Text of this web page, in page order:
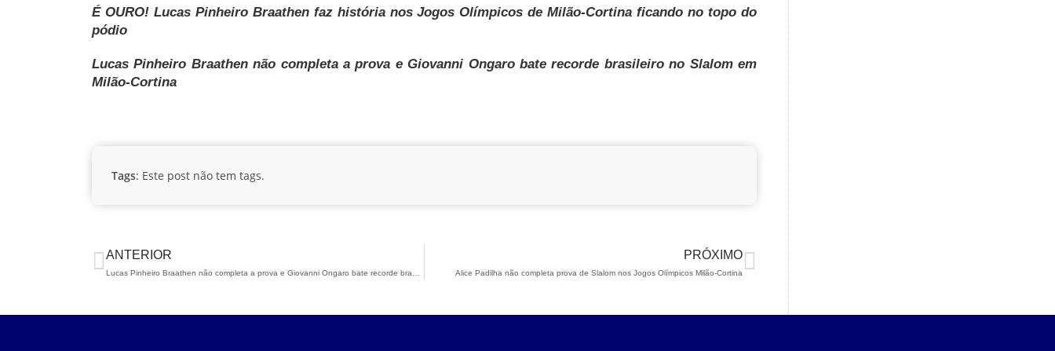
É OURO! Lucas Pinheiro Braathen faz história nos Jogos Olímpicos de Milão-Cortina ficando no topo do
pódio
Lucas Pinheiro Braathen não completa a prova e Giovanni Ongaro bate recorde brasileiro no Slalom em
Milão-Cortina
Tags: Este post não tem tags.
ANTERIOR PRÓXIMO
Alice Padilha não completa prova de Slalom nos Jogos Olímpicos Milão-Cortina